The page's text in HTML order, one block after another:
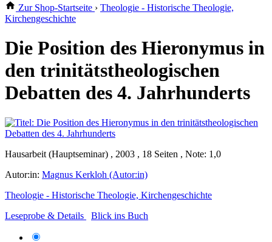
Zur Shop-Startseite › Theologie - Historische Theologie,
Kirchengeschichte
Die Position des Hieronymus in
den trinitätstheologischen
Debatten des 4. Jahrhunderts
Hausarbeit (Hauptseminar) , 2003 , 18 Seiten , Note: 1,0
Autor:in: Magnus Kerkloh (Autor:in)
Theologie - Historische Theologie, Kirchengeschichte
Leseprobe & Details
Blick ins Buch